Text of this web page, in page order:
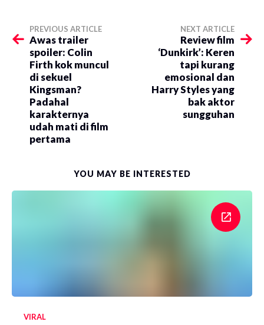
PREVIOUS ARTICLE
Awas trailer
spoiler: Colin
Firth kok muncul
di sekuel
Kingsman?
Padahal
karakternya
udah mati di film
pertama
NEXT ARTICLE
Review film
‘Dunkirk’: Keren
tapi kurang
emosional dan
Harry Styles yang
bak aktor
sungguhan
YOU MAY BE INTERESTED
VIRAL